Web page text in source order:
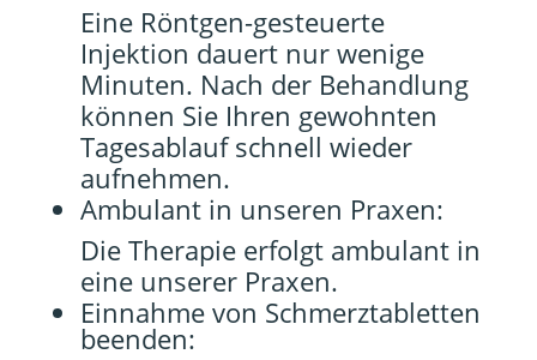
Eine Röntgen-gesteuerte
Injektion dauert nur wenige
Minuten. Nach der Behandlung
können Sie Ihren gewohnten
Tagesablauf schnell wieder
aufnehmen.
Ambulant in unseren Praxen:
Die Therapie erfolgt ambulant in
eine unserer Praxen.
Einnahme von Schmerztabletten
beenden: